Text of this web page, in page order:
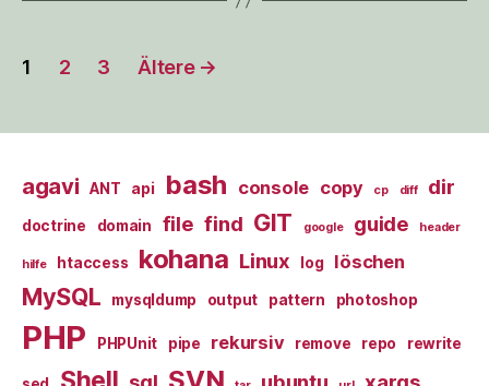
Seitennummerierung
Beiträge
1 2 3 Ältere →
agavi ANT api bash console copy cp diff dir
doctrine domain file find GIT google guide header
hilfe htaccess kohana Linux log löschen
MySQL mysqldump output pattern photoshop
PHP PHPUnit pipe rekursiv remove repo rewrite
sql SVN ubuntu xargs